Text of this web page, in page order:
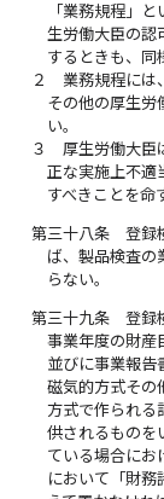
「業務規程」
生労働大臣の認
するときも、同
２
業務規程には
その他の厚生労
い。
３
厚生労働大臣
正な実施上不適
すべきことを命
第三十八条
登録
ば、製品検査の
らない。
第三十九条
登録
事業年度の財産
並びに事業報告
磁気的方式その
方式で作られる
供されるものを
ている場合にお
において「財務